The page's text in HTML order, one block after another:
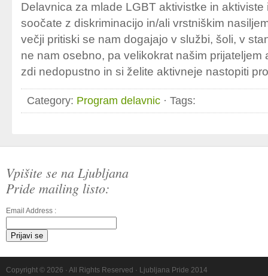
Delavnica za mlade LGBT aktivistke in aktiviste
soočate z diskriminacijo in/ali vrstniškim
večji pritiski se nam dogajajo v službi, šoli, v
ne nam osebno, pa velikokrat našim prijateljem
zdi nedopustno in si želite aktivneje nastopiti
Category: Program delavnic · Tags:
Vpišite se na Ljubljana
Pride mailing listo:
Email Address :
Copyright © 2026 · All Rights Reserved · Ljubljana Pride 2014